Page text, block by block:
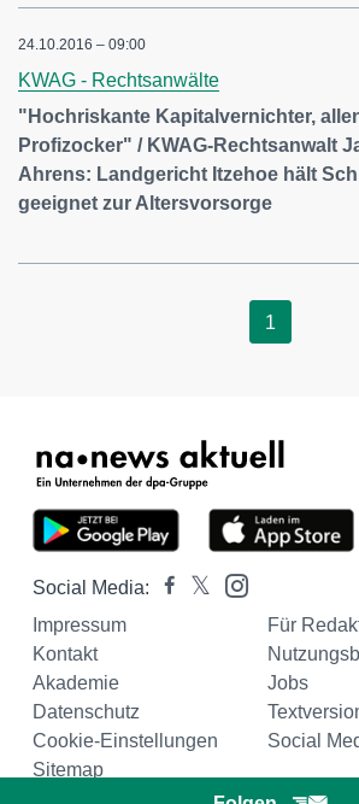
24.10.2016 – 09:00
KWAG - Rechtsanwälte
"Hochriskante Kapitalvernichter,
Profizocker" / KWAG-Rechtsanwalt
Ahrens: Landgericht Itzehoe hält
geeignet zur Altersvorsorge
1
Social Media:
Impressum
Für
Kontakt
Akademie
Jobs
Datenschutz
Cookie-Einstellungen
Social
Sitemap